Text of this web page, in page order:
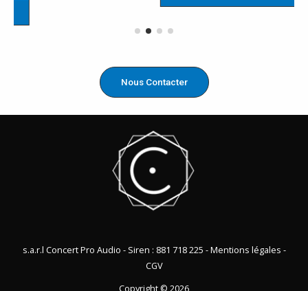
Nous Contacter
s.a.r.l Concert Pro Audio - Siren : 881 718 225 -Mentions légales -
CGV
Copyright © 2026